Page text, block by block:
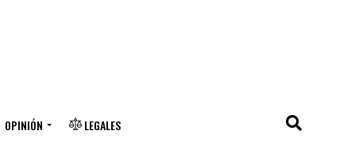
OPINIÓN LEGALES